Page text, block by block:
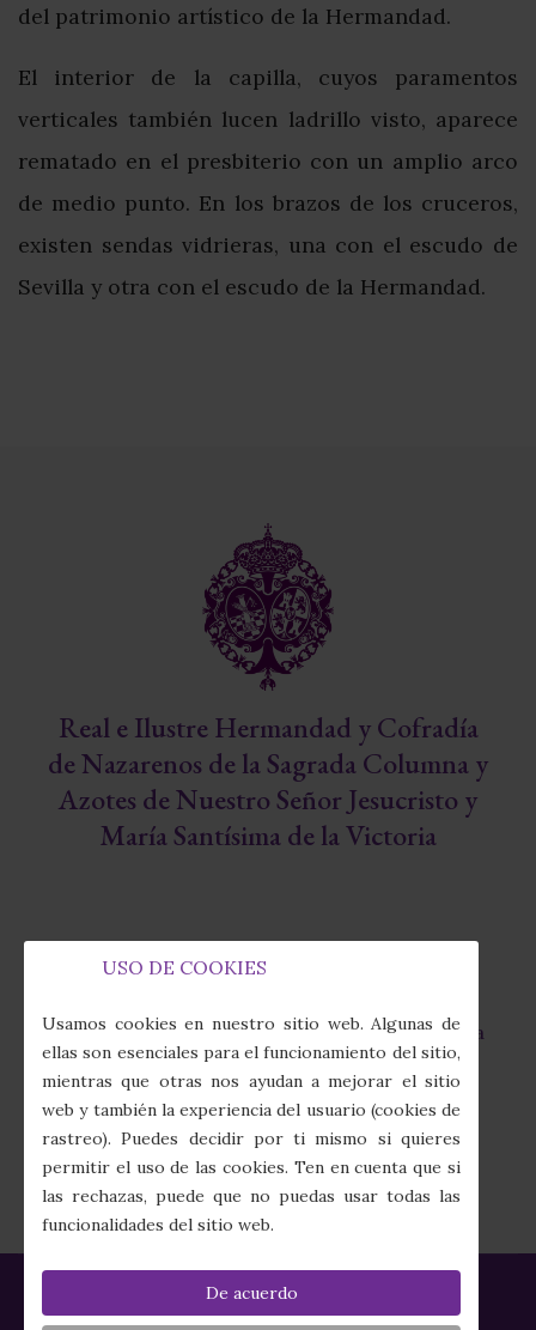
del patrimonio artístico de la Hermandad.
El interior de la capilla, cuyos paramentos
verticales también lucen ladrillo visto, aparece
rematado en el presbiterio con un amplio arco
de medio punto. En los brazos de los cruceros,
existen sendas vidrieras, una con el escudo de
Sevilla y otra con el escudo de la Hermandad.
Real e Ilustre Hermandad y Cofradía
de Nazarenos de la Sagrada Columna y
Azotes de Nuestro Señor Jesucristo y
María Santísima de la Victoria
fas
fa-
map-
marker-
Calle Juan Sebastián Elcano, 7 · 41011 Sevilla
phone-
alt
(+34) 954 274 910
far
secretaria@columnayazotes.es
USO DE COOKIES
Usamos cookies en nuestro sitio web. Algunas de
ellas son esenciales para el funcionamiento del sitio,
mientras que otras nos ayudan a mejorar el sitio
web y también la experiencia del usuario (cookies de
rastreo). Puedes decidir por ti mismo si quieres
permitir el uso de las cookies. Ten en cuenta que si
las rechazas, puede que no puedas usar todas las
funcionalidades del sitio web.
De acuerdo